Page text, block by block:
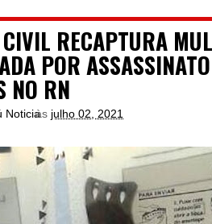
RECAPTURA
POR
NO RN
Noticia
às julho 02, 2021